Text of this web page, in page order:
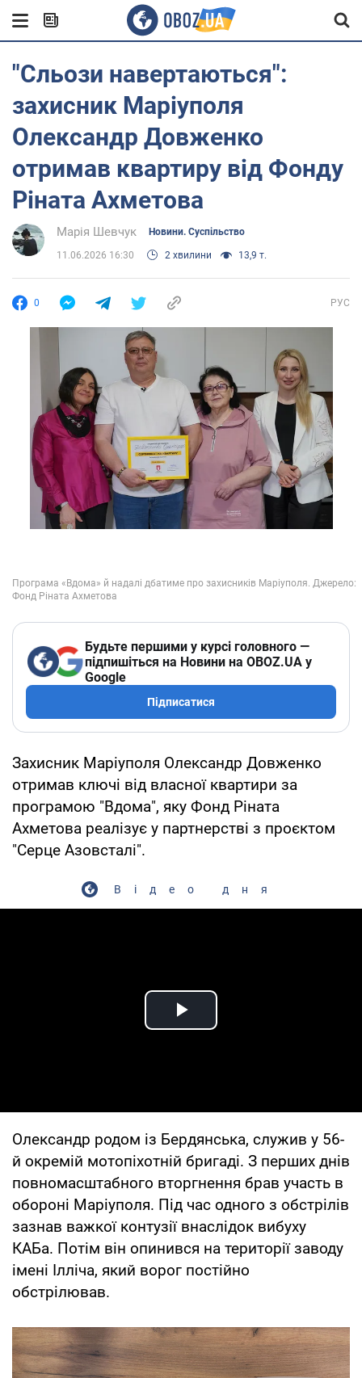
"Сльози навертаються":
захисник Маріуполя
Олександр Довженко
отримав квартиру від Фонду
Ріната Ахметова
Марія Шевчук Новини. Суспільство
11.06.2026 16:30 2 хвилини 13,9 т.
0 РУС
Будьте першими у курсі головного —
підпишіться на Новини на OBOZ.UA у
Google
Підписатися
Захисник Маріуполя Олександр Довженко
отримав ключі від власної квартири за
програмою "Вдома", яку Фонд Ріната
Ахметова реалізує у партнерстві з проєктом
"Серце Азовсталі".
Відео дня
Play Video
Олександр родом із Бердянська, служив у 56-
й окремій мотопіхотній бригаді. З перших днів
повномасштабного вторгнення брав участь в
обороні Маріуполя. Під час одного з обстрілів
зазнав важкої контузії внаслідок вибуху
КАБа. Потім він опинився на території заводу
імені Ілліча, який ворог постійно
обстрілював.